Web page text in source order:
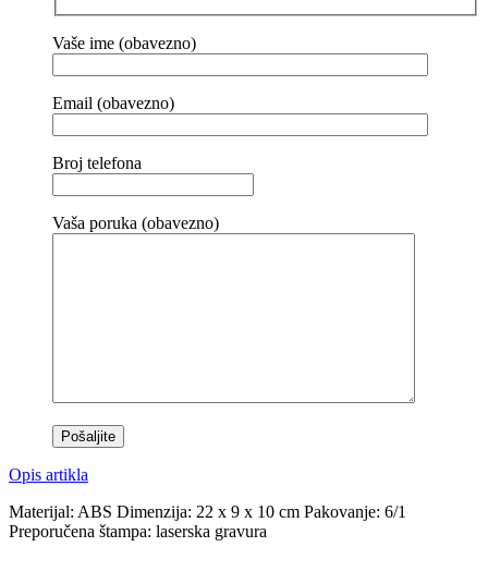
Vaše ime (obavezno)
Email (obavezno)
Broj telefona
Vaša poruka (obavezno)
Opis artikla
Materijal: ABS Dimenzija: 22 x 9 x 10 cm Pakovanje: 6/1
Preporučena štampa: laserska gravura